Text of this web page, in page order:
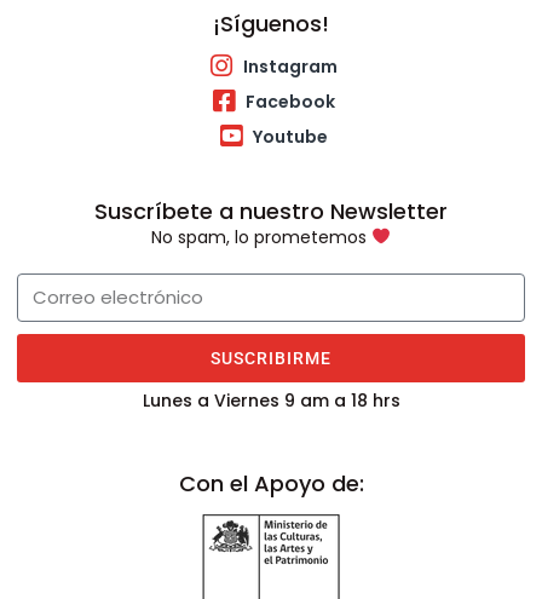
¡Síguenos!
Instagram
Facebook
Youtube
Suscríbete a nuestro Newsletter
No spam, lo prometemos
SUSCRIBIRME
Lunes a Viernes 9 am a 18 hrs
Con el Apoyo de: